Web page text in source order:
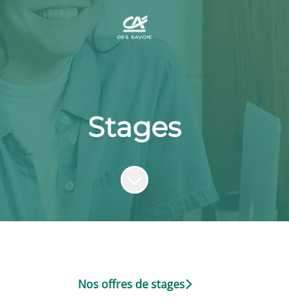
Stages
Faire défiler jusqu'au contenu
Nos offres de stages